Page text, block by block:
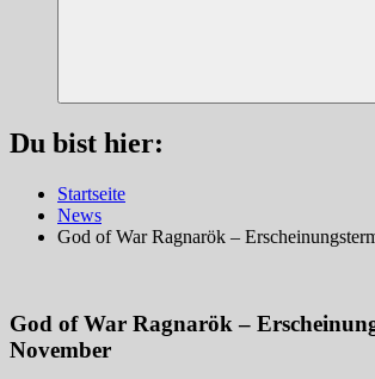
Suchen
Du bist hier:
Startseite
News
God of War Ragnarök –
God of War Ragnarök –
November